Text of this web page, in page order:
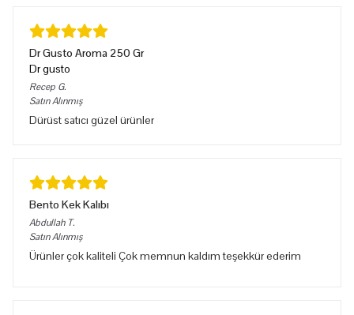
Dr Gusto Aroma 250 Gr
Dr gusto
Recep G.
Satın Alınmış
Dürüst satıcı güzel ürünler
Bento Kek Kalıbı
Abdullah T.
Satın Alınmış
Ürünler çok kaliteli Çok memnun kaldım teşekkür ederim